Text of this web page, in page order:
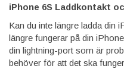
iPhone 6S Laddkontakt
Kan du inte längre ladda din
längre fungerar på din
din lightning-port som är
behöver för att det ska